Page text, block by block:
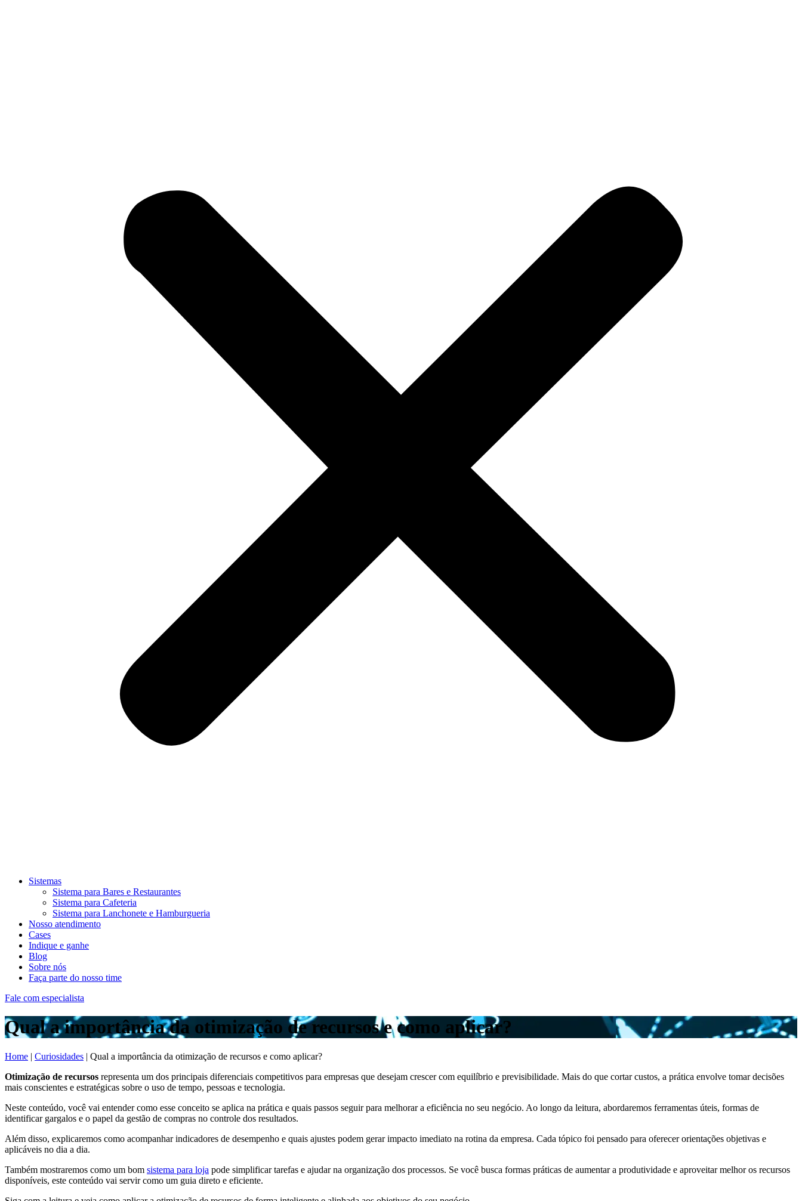
Sistemas
Sistema para Bares e Restaurantes
Sistema para Cafeteria
Sistema para Lanchonete e Hamburgueria
Nosso atendimento
Cases
Indique e ganhe
Blog
Sobre nós
Faça parte do nosso time
Fale com especialista
Qual a importância da otimização de recursos e como aplicar?
Home | Curiosidades | Qual a importância da otimização de recursos e como aplicar?
Otimização de recursos representa um dos principais diferenciais competitivos para empresas que desejam crescer com equilíbrio e previsibilidade. Mais do que cortar custos, a prática envolve tomar decisões
mais conscientes e estratégicas sobre o uso de tempo, pessoas e tecnologia.
Neste conteúdo, você vai entender como esse conceito se aplica na prática e quais passos seguir para melhorar a eficiência no seu negócio. Ao longo da leitura, abordaremos ferramentas úteis, formas de
identificar gargalos e o papel da gestão de compras no controle dos resultados.
Além disso, explicaremos como acompanhar indicadores de desempenho e quais ajustes podem gerar impacto imediato na rotina da empresa. Cada tópico foi pensado para oferecer orientações objetivas e
aplicáveis no dia a dia.
Também mostraremos como um bom sistema para loja pode simplificar tarefas e ajudar na organização dos processos. Se você busca formas práticas de aumentar a produtividade e aproveitar melhor os recursos
disponíveis, este conteúdo vai servir como um guia direto e eficiente.